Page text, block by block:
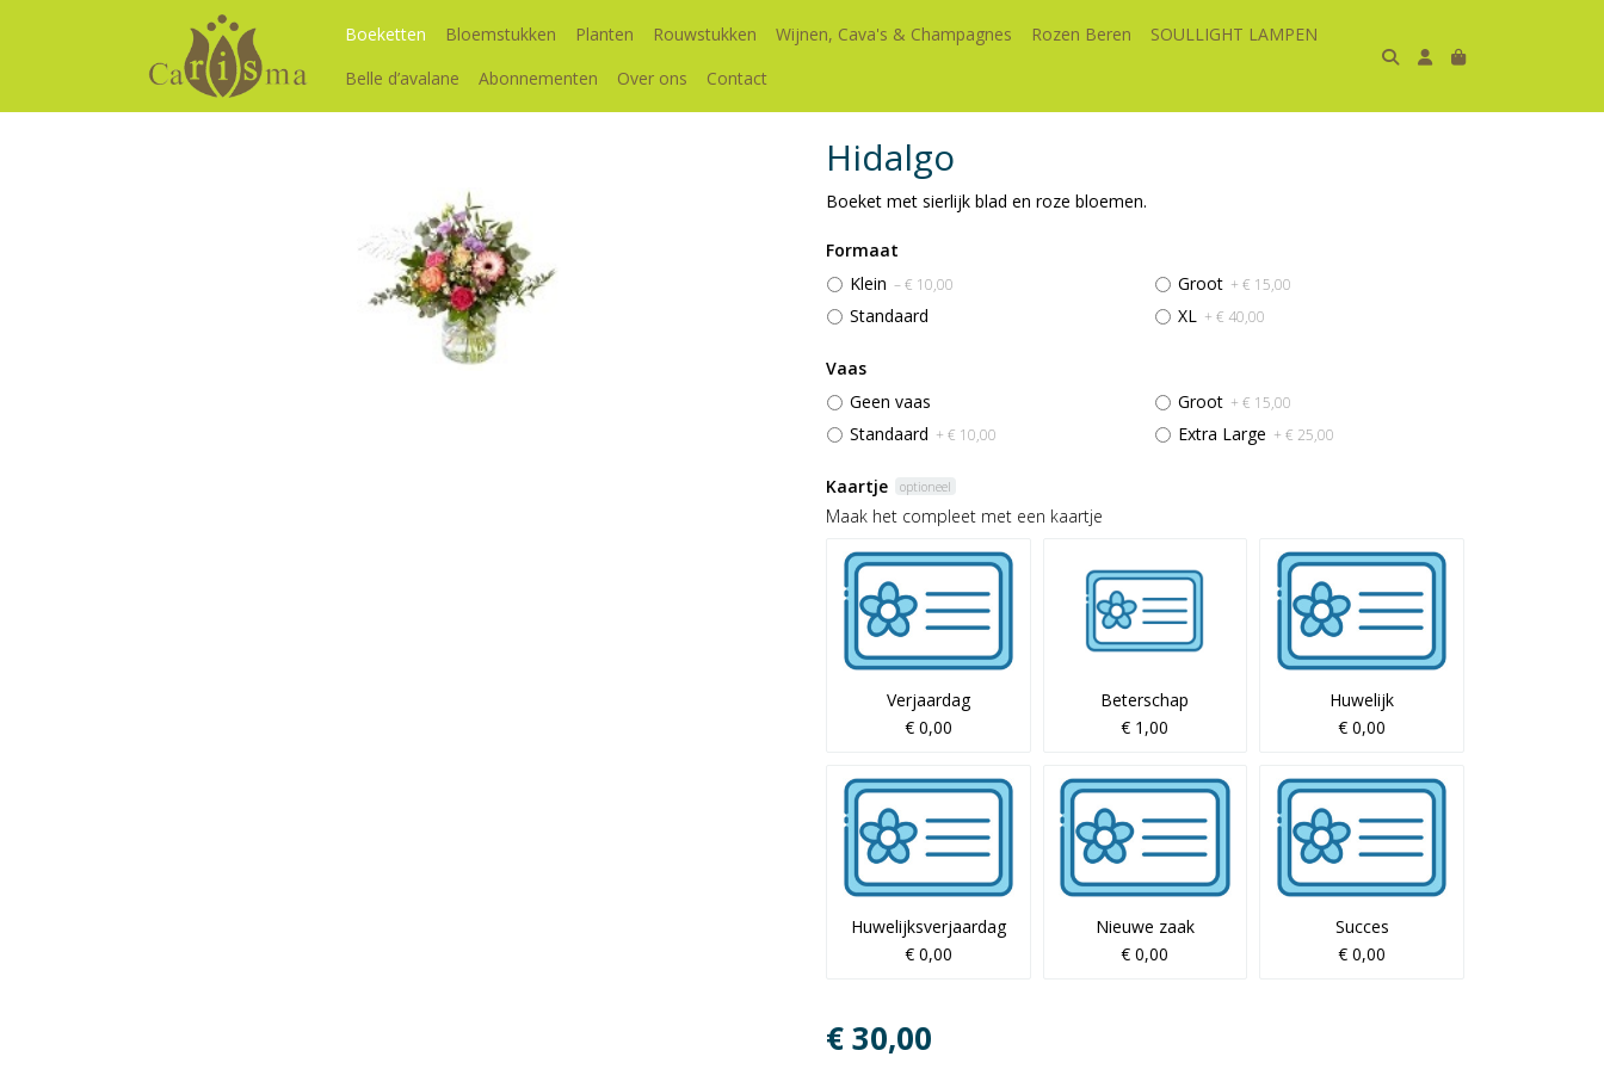
Boeketten Bloemstukken Planten Rouwstukken Wijnen, Cava's & Champagnes Rozen Beren
SOULLIGHT LAMPEN
Belle d’avalane
Abonnementen Over ons Contact
Hidalgo
Boeket met sierlijk blad en roze bloemen.
Formaat
Klein – € 10,00
Standaard
Groot + € 15,00
XL + € 40,00
Vaas
Geen vaas
Standaard + € 10,00
Groot + € 15,00
Extra Large + € 25,00
Kaartje optioneel
Maak het compleet met een kaartje
Verjaardag
€ 0,00
Beterschap
€ 1,00
Huwelijk
€ 0,00
Huwelijksverjaardag
€ 0,00
Nieuwe zaak
€ 0,00
Succes
€ 0,00
€ 30,00